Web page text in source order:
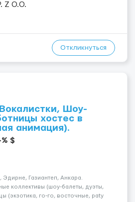
- Заливка бетона. - Демонтаж
Z O.O.
Откликнуться
Шоу-
хостес в
анимация).
$
Газиантеп, Анкара.
коллективы (шоу-балеты, дуэты,
(экзотика, го-го, восточные, paty